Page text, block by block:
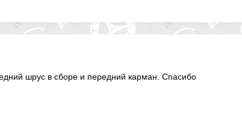
шрус в сборе и передний карман. Спасибо